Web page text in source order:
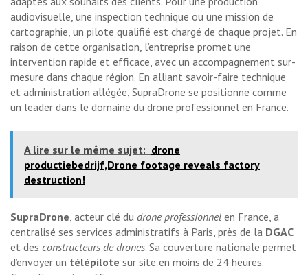
audiovisuelle, une inspection technique ou une mission de
cartographie, un pilote qualifié est chargé de chaque projet. En
raison de cette organisation, l’entreprise promet une
intervention rapide et efficace, avec un accompagnement sur-
mesure dans chaque région. En alliant savoir-faire technique
et administration allégée, SupraDrone se positionne comme
un leader dans le domaine du drone professionnel en France.
A lire sur le même sujet: drone
productiebedrijf,Drone footage reveals factory
destruction!
SupraDrone, acteur clé du drone professionnel en France, a
centralisé ses services administratifs à Paris, près de la DGAC
et des constructeurs de drones. Sa couverture nationale permet
d’envoyer un télépilote sur site en moins de 24 heures.